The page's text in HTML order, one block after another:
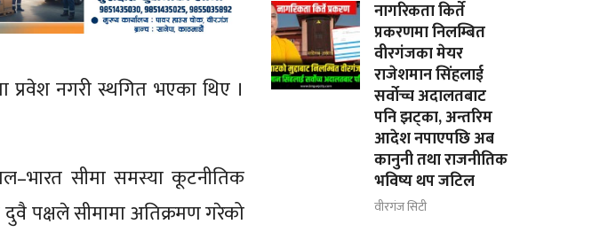
प्रवेश नगरी स्थगित भएका थिए ।
सीमा समस्या कूटनीतिक
पक्षले सीमामा अतिक्रमण गरेको
नागरिकता किर्ते
प्रकरणमा निलम्बित
वीरगंजका मेयर
राजेशमान सिंहलाई
सर्वोच्च अदालतबाट
पनि झट्का, अन्तरिम
आदेश नपाएपछि अब
कानुनी तथा राजनीतिक
भविष्य थप जटिल
वीरगंज सिटी